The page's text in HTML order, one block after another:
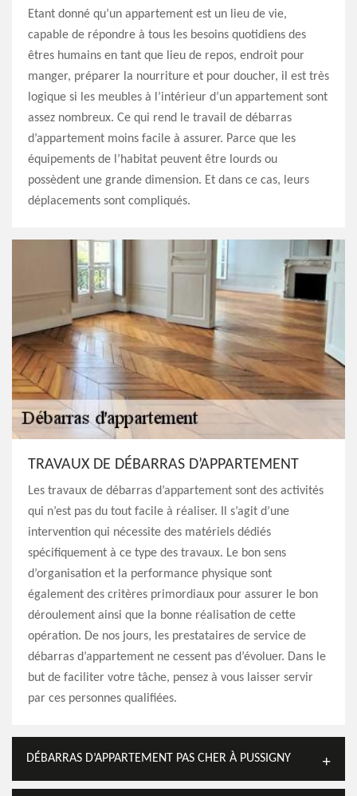
Etant donné qu’un appartement est un lieu de vie,
capable de répondre à tous les besoins quotidiens des
êtres humains en tant que lieu de repos, endroit pour
manger, préparer la nourriture et pour doucher, il est très
logique si les meubles à l’intérieur d’un appartement sont
assez nombreux. Ce qui rend le travail de débarras
d’appartement moins facile à assurer. Parce que les
équipements de l’habitat peuvent être lourds ou
possèdent une grande dimension. Et dans ce cas, leurs
déplacements sont compliqués.
TRAVAUX DE DÉBARRAS D’APPARTEMENT
Les travaux de débarras d’appartement sont des activités
qui n’est pas du tout facile à réaliser. Il s’agit d’une
intervention qui nécessite des matériels dédiés
spécifiquement à ce type des travaux. Le bon sens
d’organisation et la performance physique sont
également des critères primordiaux pour assurer le bon
déroulement ainsi que la bonne réalisation de cette
opération. De nos jours, les prestataires de service de
débarras d’appartement ne cessent pas d’évoluer. Dans le
but de faciliter votre tâche, pensez à vous laisser servir
par ces personnes qualifiées.
DÉBARRAS D’APPARTEMENT PAS CHER À PUSSIGNY